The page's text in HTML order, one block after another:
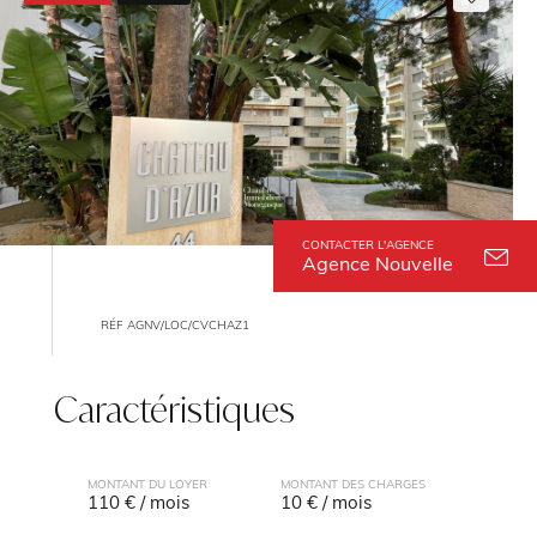
CONTACTER L'AGENCE
Agence Nouvelle
RÉF AGNV/LOC/CVCHAZ1
Caractéristiques
MONTANT DU LOYER
110 € / mois
MONTANT DES CHARGES
10 € / mois